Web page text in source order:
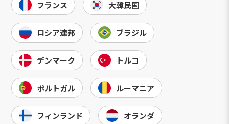
フランス 大韓民国
ロシア連邦 ブラジル
デンマーク トルコ
ポルトガル ルーマニア
フィンランド オランダ